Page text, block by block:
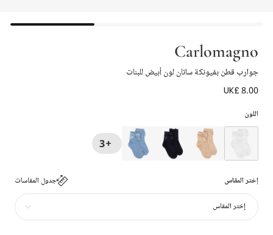
Carlomagno
جوارب قطن بفيونكة ساتان لون أبيض للبنات
UK£ 8.00
اللون
+3
إختر المقاس جدول المقاسات
إختر المقاس